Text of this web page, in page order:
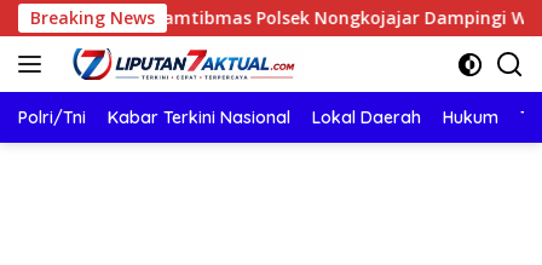
Langsung
ke
konten
Breaking News
Nongkojajar Dampingi Warga Pantau Tanaman Tomat
Polri/Tni Kabar Terkini Nasional Lokal Daerah Hukum